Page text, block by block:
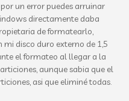
un error puedes arruinar
directamente daba
de formatearlo,
disco duro externo de 1,5
el formateo al llegar a la
aunque sabia que el
asi que eliminé todas.